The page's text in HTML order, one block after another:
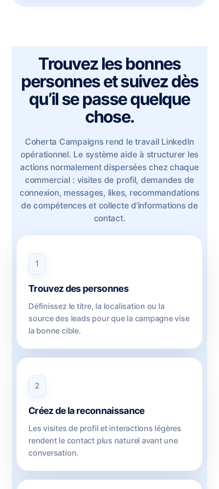
Trouvez les bonnes
personnes et suivez dès
qu’il se passe quelque
chose.
Coherta Campaigns rend le travail LinkedIn
opérationnel. Le système aide à structurer les
actions normalement dispersées chez chaque
commercial : visites de profil, demandes de
connexion, messages, likes, recommandations
de compétences et collecte d’informations de
contact.
1
Trouvez des personnes
Définissez le titre, la localisation ou la
source des leads pour que la campagne vise
la bonne cible.
2
Créez de la reconnaissance
Les visites de profil et interactions légères
rendent le contact plus naturel avant une
conversation.